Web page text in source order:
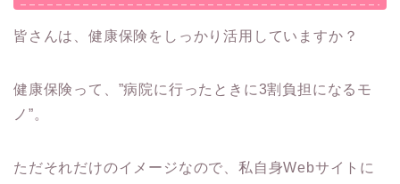
皆さんは、健康保険をしっかり活用していますか？
健康保険って、”病院に行ったときに3割負担になるモ
ノ”。
ただそれだけのイメージなので、私自身Webサイトに